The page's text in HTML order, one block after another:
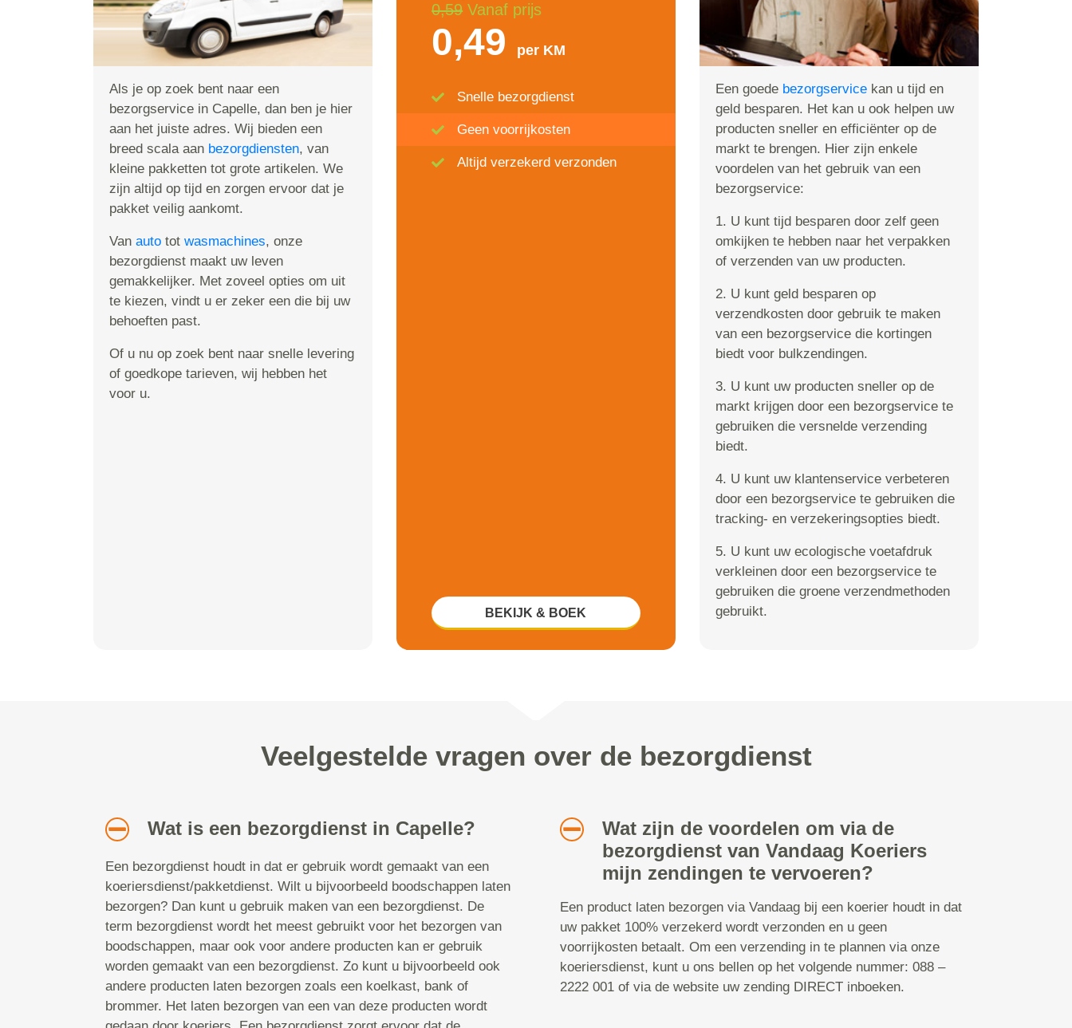
Als je op zoek bent naar een
bezorgservice in Capelle, dan ben je hier
aan het juiste adres. Wij bieden een
breed scala aan bezorgdiensten, van
kleine pakketten tot grote artikelen. We
zijn altijd op tijd en zorgen ervoor dat je
pakket veilig aankomt.
Van auto tot wasmachines, onze
bezorgdienst maakt uw leven
gemakkelijker. Met zoveel opties om uit
te kiezen, vindt u er zeker een die bij uw
behoeften past.
Of u nu op zoek bent naar snelle levering
of goedkope tarieven, wij hebben het
voor u.
0,59 Vanaf prijs
0,49 per KM
Snelle bezorgdienst
Geen voorrijkosten
Altijd verzekerd verzonden
BEKIJK & BOEK
Een goede bezorgservice kan u tijd en
geld besparen. Het kan u ook helpen uw
producten sneller en efficiënter op de
markt te brengen. Hier zijn enkele
voordelen van het gebruik van een
bezorgservice:
1. U kunt tijd besparen door zelf geen
omkijken te hebben naar het verpakken
of verzenden van uw producten.
2. U kunt geld besparen op
verzendkosten door gebruik te maken
van een bezorgservice die kortingen
biedt voor bulkzendingen.
3. U kunt uw producten sneller op de
markt krijgen door een bezorgservice te
gebruiken die versnelde verzending
biedt.
4. U kunt uw klantenservice verbeteren
door een bezorgservice te gebruiken die
tracking- en verzekeringsopties biedt.
5. U kunt uw ecologische voetafdruk
verkleinen door een bezorgservice te
gebruiken die groene verzendmethoden
gebruikt.
Veelgestelde vragen over de bezorgdienst
Wat is een bezorgdienst in Capelle?
Een bezorgdienst houdt in dat er gebruik wordt gemaakt van een
koeriersdienst/pakketdienst. Wilt u bijvoorbeeld boodschappen laten
bezorgen? Dan kunt u gebruik maken van een bezorgdienst. De
term bezorgdienst wordt het meest gebruikt voor het bezorgen van
boodschappen, maar ook voor andere producten kan er gebruik
worden gemaakt van een bezorgdienst. Zo kunt u bijvoorbeeld ook
andere producten laten bezorgen zoals een koelkast, bank of
brommer. Het laten bezorgen van een van deze producten wordt
Wat zijn de voordelen om via de
bezorgdienst van Vandaag Koeriers
mijn zendingen te vervoeren?
Een product laten bezorgen via Vandaag bij een koerier houdt in dat
uw pakket 100% verzekerd wordt verzonden en u geen
voorrijkosten betaalt. Om een verzending in te plannen via onze
koeriersdienst, kunt u ons bellen op het volgende nummer: 088 –
2222 001 of via de website uw zending DIRECT inboeken.